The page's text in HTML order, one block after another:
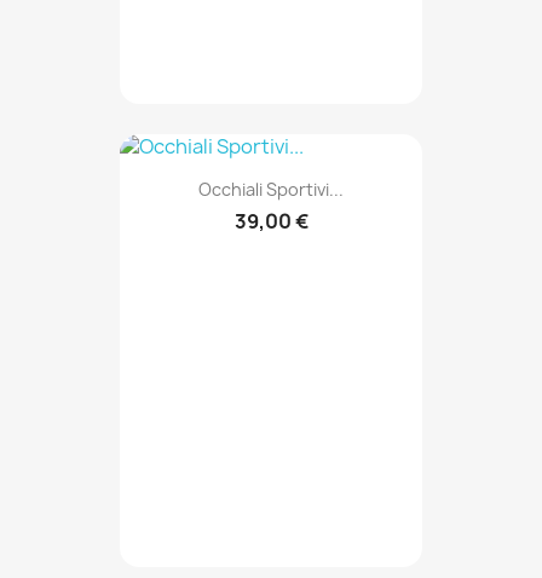
Occhiali Sportivi...
39,00 €